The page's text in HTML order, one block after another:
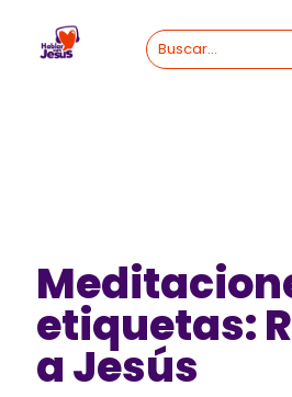
content
etiquetas:
a Jesús